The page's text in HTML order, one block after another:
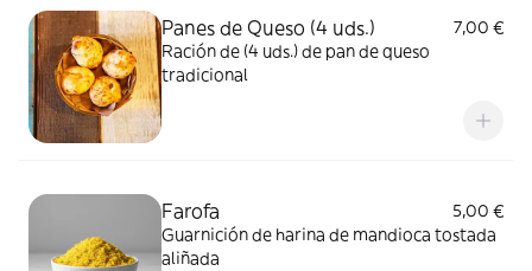
Panes de Queso (4 uds.)
7,00 €
Ración de (4 uds.) de pan de queso
tradicional
Farofa
5,00 €
Guarnición de harina de mandioca tostada
aliñada